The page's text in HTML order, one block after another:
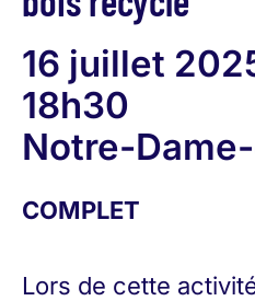
16 juillet
18h30
Notre-
COMPLET
Lors de cette